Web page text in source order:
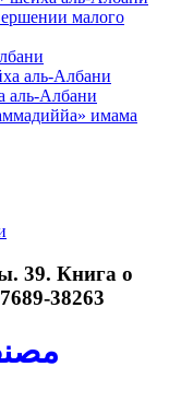
малого
аль-Албани
аль-Албани
имама
39. Книга о
38263